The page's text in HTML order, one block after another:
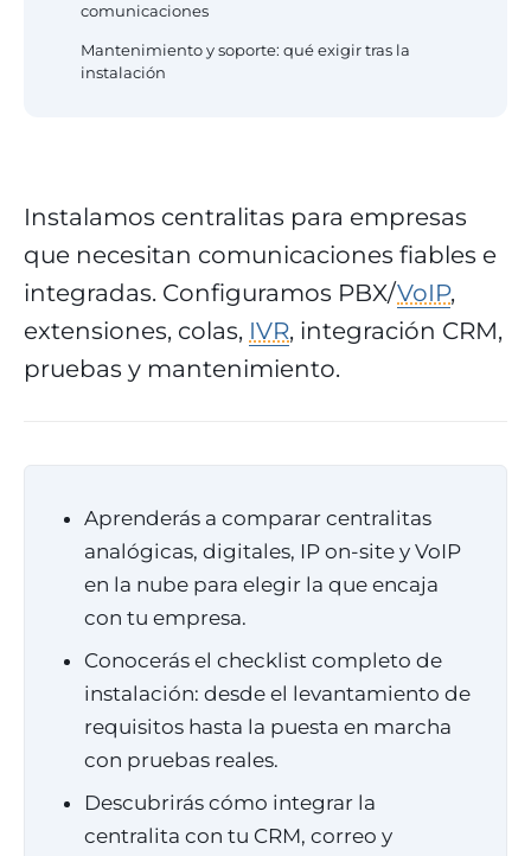
comunicaciones
Mantenimiento y soporte: qué exigir tras la
instalación
Instalamos centralitas para empresas
que necesitan comunicaciones fiables e
integradas. Configuramos PBX/VoIP,
extensiones, colas, IVR, integración CRM,
pruebas y mantenimiento.
Aprenderás a comparar centralitas
analógicas, digitales, IP on-site y VoIP
en la nube para elegir la que encaja
con tu empresa.
Conocerás el checklist completo de
instalación: desde el levantamiento de
requisitos hasta la puesta en marcha
con pruebas reales.
Descubrirás cómo integrar la
centralita con tu CRM, correo y